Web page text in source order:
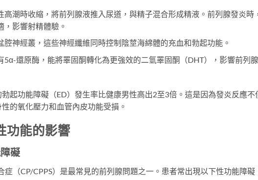
高潮時收縮，將前列腺液推入尿道，與精子混合形成精液。前列腺發炎時
影響射精體驗。
腔神經叢，這些神經纖維同時控制陰莖海綿體的充血和勃起功能。
5α-還原酶，能將睪固酮轉化為更強效的二氫睪固酮（DHT），影響前列
起功能障礙（ED）發生率比健康男性高出2至3倍。這是因為發炎反應不
的氧化壓力和血管內皮功能受損。
功能的影響
礙
（CP/CPPS）是最常見的前列腺問題之一。患者常出現以下性功能障礙